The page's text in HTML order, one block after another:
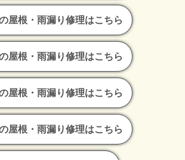
屋根・雨漏り修理はこちら
屋根・雨漏り修理はこちら
屋根・雨漏り修理はこちら
屋根・雨漏り修理はこちら